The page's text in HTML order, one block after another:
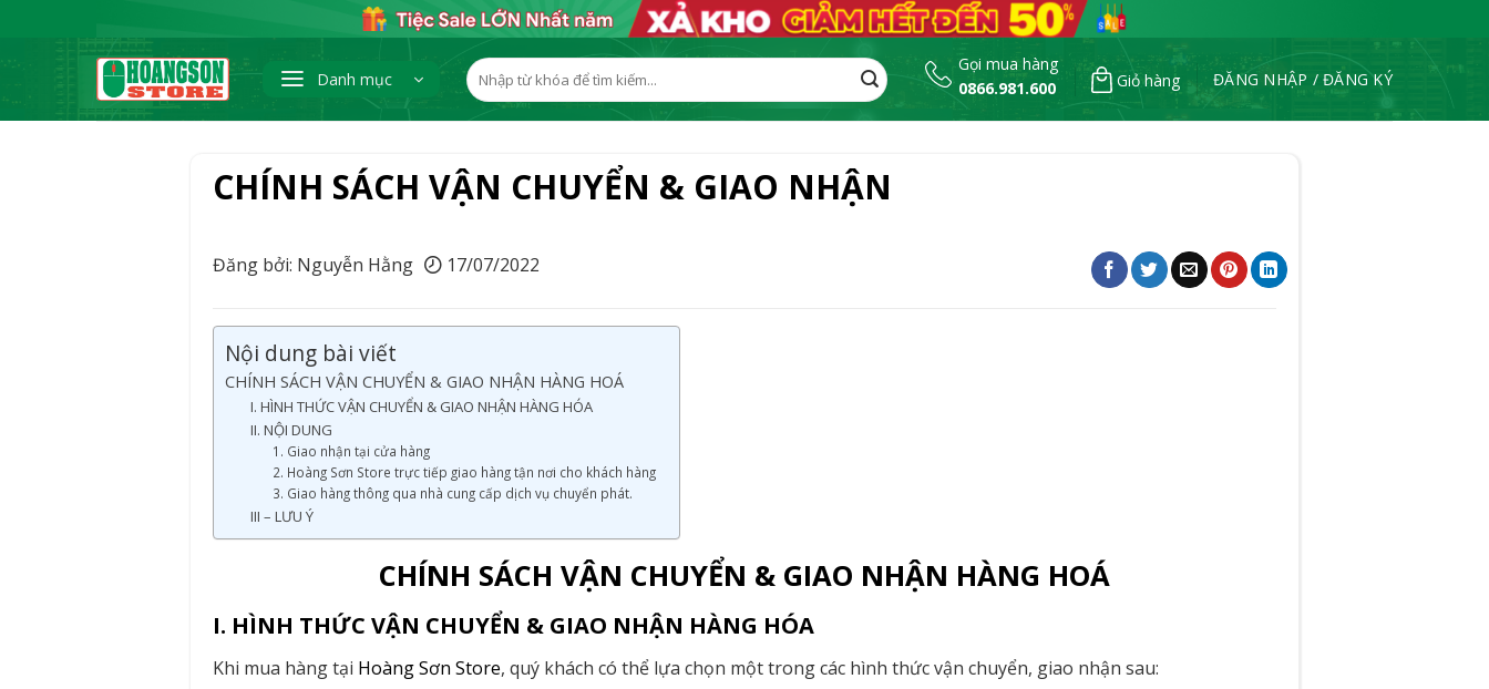
content
Danh mục
Tìm
kiếm:
Gọi mua hàng
0866.981.600
Giỏ hàng ĐĂNG NHẬP / ĐĂNG KÝ
CHÍNH SÁCH VẬN CHUYỂN & GIAO NHẬN
Đăng bởi: Nguyễn Hằng 17/07/2022
Nội dung bài viết
CHÍNH SÁCH VẬN CHUYỂN & GIAO NHẬN HÀNG HOÁ
I. HÌNH THỨC VẬN CHUYỂN & GIAO NHẬN HÀNG HÓA
II. NỘI DUNG
1. Giao nhận tại cửa hàng
2. Hoàng Sơn Store trực tiếp giao hàng tận nơi cho khách hàng
3. Giao hàng thông qua nhà cung cấp dịch vụ chuyển phát.
III – LƯU Ý
CHÍNH SÁCH VẬN CHUYỂN & GIAO NHẬN HÀNG HOÁ
I. HÌNH THỨC VẬN CHUYỂN & GIAO NHẬN HÀNG HÓA
Khi mua hàng tại Hoàng Sơn Store, quý khách có thể lựa chọn một trong các hình thức vận chuyển, giao nhận sau: